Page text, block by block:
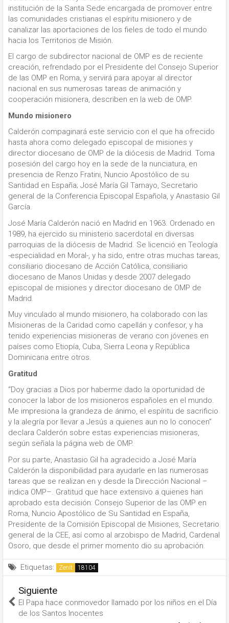
institución de la Santa Sede encargada de promover entre
las comunidades cristianas el espíritu misionero y de
canalizar las aportaciones de los fieles de todo el mundo
hacia los Territorios de Misión.
El cargo de subdirector nacional de OMP es de reciente
creación, refrendado por el Presidente del Consejo Superior
de las OMP en Roma, y servirá para apoyar al director
nacional en sus numerosas tareas de animación y
cooperación misionera, describen en la web de OMP.
Mundo misionero
Calderón compaginará este servicio con el que ha ofrecido
hasta ahora como delegado episcopal de misiones y
director diocesano de OMP de la diócesis de Madrid. Toma
posesión del cargo hoy en la sede de la nunciatura, en
presencia de Renzo Fratini, Nuncio Apostólico de su
Santidad en España; José María Gil Tamayo, Secretario
general de la Conferencia Episcopal Española, y Anastasio Gil
García.
José María Calderón nació en Madrid en 1963. Ordenado en
1989, ha ejercido su ministerio sacerdotal en diversas
parroquias de la diócesis de Madrid. Se licenció en Teología
-especialidad en Moral-, y ha sido, entre otras muchas tareas,
consiliario diocesano de Acción Católica, consiliario
diocesano de Manos Unidas y desde 2007 delegado
episcopal de misiones y director diocesano de OMP de
Madrid.
Muy vinculado al mundo misionero, ha colaborado con las
Misioneras de la Caridad como capellán y confesor, y ha
tenido experiencias misioneras de verano con jóvenes en
países como Etiopía, Cuba, Sierra Leona y República
Dominicana entre otros.
Gratitud
“Doy gracias a Dios por haberme dado la oportunidad de
conocer la labor de los misioneros españoles en el mundo.
Me impresiona la grandeza de ánimo, el espíritu de sacrificio
y la alegría por llevar a Jesús a quienes aun no lo conocen”
declara Calderón sobre estas experiencias misioneras,
según señala la página web de OMP.
Por su parte, Anastasio Gil ha agradecido a José María
Calderón la disponibilidad para ayudarle en las numerosas
tareas que se realizan en y desde la Dirección Nacional –
indica OMP–. Gratitud que hace extensivo a quienes han
aprobado esta decisión: Consejo Superior de las OMP en
Roma, Nuncio Apostólico de Su Santidad en España,
Presidente de la Comisión Episcopal de Misiones, Secretario
general de la CEE, así como al arzobispo de Madrid, Cardenal
Osoro, que desde el primer momento dio su aprobación.
Etiquetas: Zenit
Siguiente
El Papa hace conmovedor llamado por los niños en el Día
de los Santos Inocentes